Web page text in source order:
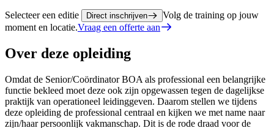
Selecteer een editie Direct inschrijven
Volg de training op jouw
moment en locatie.Vraag een offerte aan
Over deze opleiding
Omdat de Senior/Coördinator BOA als professional een belangrijke
functie bekleed moet deze ook zijn opgewassen tegen de dagelijkse
praktijk van operationeel leidinggeven. Daarom stellen we tijdens
deze opleiding de professional centraal en kijken we met name naar
zijn/haar persoonlijk vakmanschap. Dit is de rode draad voor de